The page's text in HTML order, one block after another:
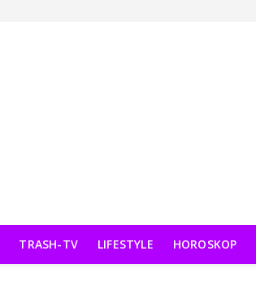
TRASH-TV LIFESTYLE HOROSKOP